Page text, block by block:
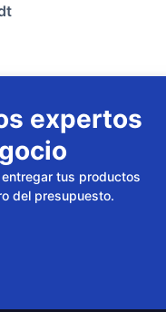
expertos
tus productos
del presupuesto.